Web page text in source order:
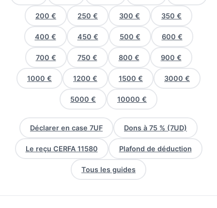
200 € 250 € 300 € 350 €
400 € 450 € 500 € 600 €
700 € 750 € 800 € 900 €
1000 € 1200 € 1500 € 3000 €
5000 € 10000 €
Déclarer en case 7UF Dons à 75 % (7UD)
Le reçu CERFA 11580 Plafond de déduction
Tous les guides